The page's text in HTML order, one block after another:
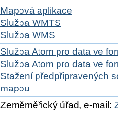
Mapová aplikace
Služba WMTS
Služba WMS
Služba Atom pro data ve
Služba Atom pro data ve
Stažení předpřipravených
mapou
Zeměměřický úřad, e-mail: